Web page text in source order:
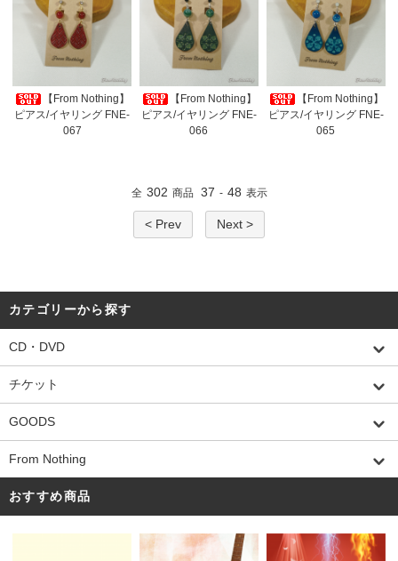
【From Nothing】
ピアス/イヤリング FNE-
067
【From Nothing】
ピアス/イヤリング FNE-
066
【From Nothing】
ピアス/イヤリング FNE-
065
全 302 商品 37 - 48 表示
< Prev Next >
カテゴリーから探す
CD・DVD
チケット
GOODS
From Nothing
おすすめ商品